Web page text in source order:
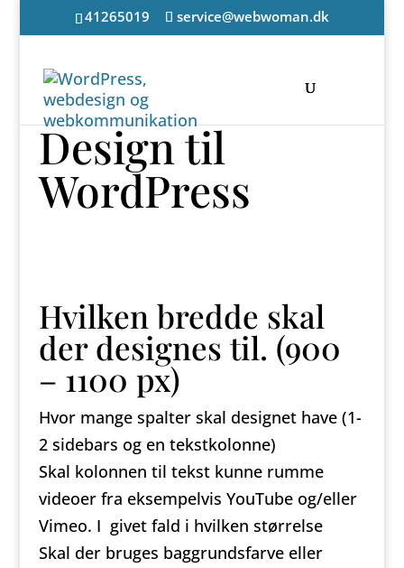
41265019 service@webwoman.dk
Design til
WordPress
Hvilken bredde skal
der designes til. (900
– 1100 px)
Hvor mange spalter skal designet have (1-
2 sidebars og en tekstkolonne)
Skal kolonnen til tekst kunne rumme
videoer fra eksempelvis YouTube og/eller
Vimeo. I givet fald i hvilken størrelse
Skal der bruges baggrundsfarve eller